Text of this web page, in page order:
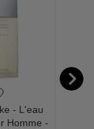
- L'eau
Homme -